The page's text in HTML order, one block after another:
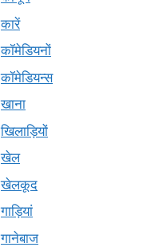
कारें
कॉमेडियनों
कॉमेडियन्स
खाना
खिलाड़ियों
खेल
खेलकूद
गाड़ियां
गानेबाज